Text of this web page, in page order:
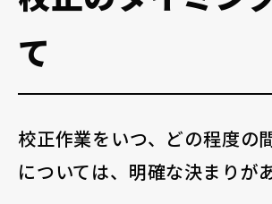
て
校正作業をいつ、どの程度の
については、明確な決まりが